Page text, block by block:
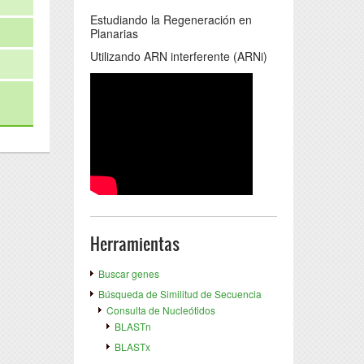
Estudiando la Regeneración en
Planarias
Utilizando ARN interferente (ARNi)
Herramientas
Buscar genes
Búsqueda de Similitud de Secuencia
Consulta de Nucleótidos
BLASTn
BLASTx